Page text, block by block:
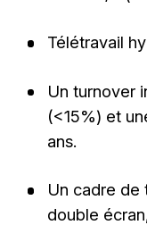
Télétravail
Un turnover
(<15%) et
ans.
Un cadre de
double